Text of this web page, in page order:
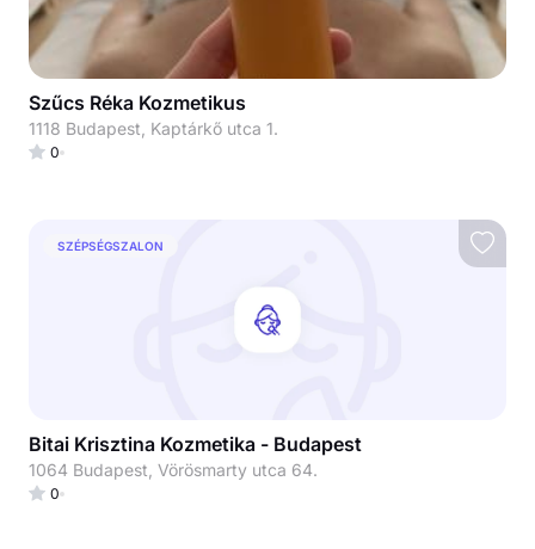
Szűcs Réka Kozmetikus
1118 Budapest, Kaptárkő utca 1.
0
SZÉPSÉGSZALON
Bitai Krisztina Kozmetika - Budapest
1064 Budapest, Vörösmarty utca 64.
0